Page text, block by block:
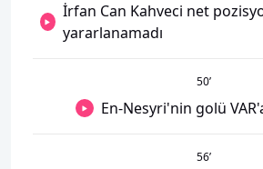
İrfan Can Kahveci net
yararlanamadı
50’
En-Nesyri'nin golü
56’